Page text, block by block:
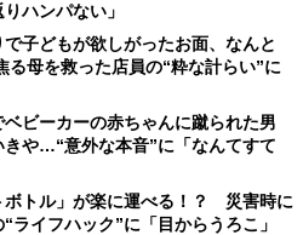
ハンパない」
で子どもが欲しがったお面、なんと
母を救った店員の“粋な計らい”に
ベビーカーの赤ちゃんに蹴られた男
や…“意外な本音”に「なんてすて
ボトル」が楽に運べる！？ 災害時に
ライフハック”に「目からうろこ」